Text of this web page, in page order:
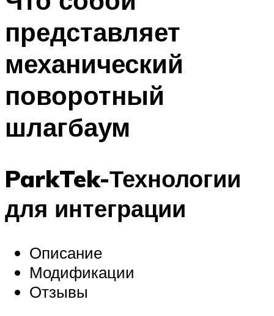
представляет
механический
поворотный
шлагбаум
ParkTek-Технологии
для интеграции
Описание
Модификации
Отзывы